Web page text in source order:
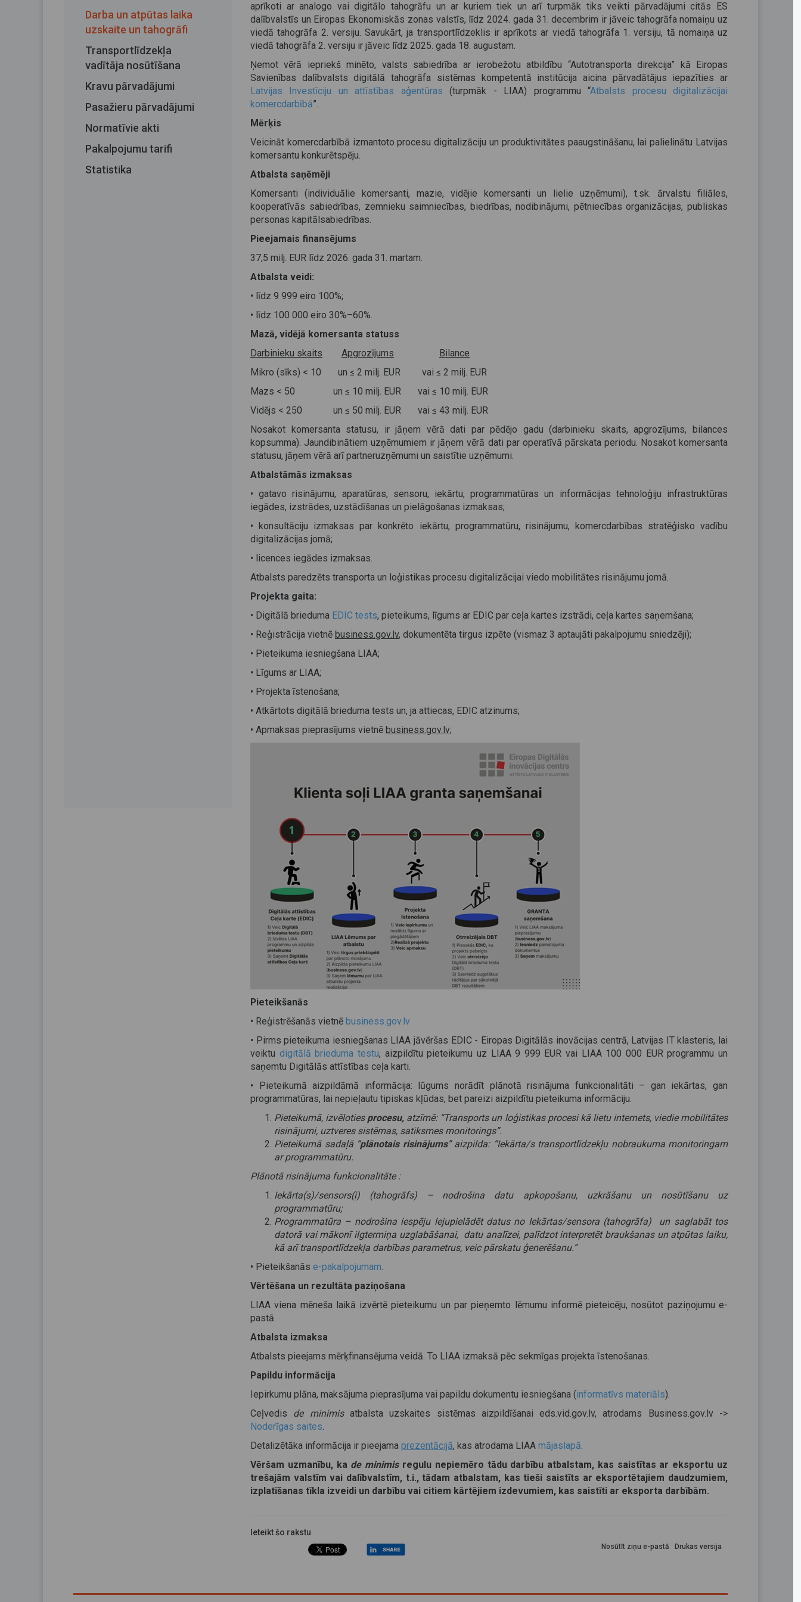
Darba un atpūtas laika
uzskaite un tahogrāfi
Transportlīdzekļa
vadītāja nosūtīšana
Kravu pārvadājumi
Pasažieru pārvadājumi
Normatīvie akti
Pakalpojumu tarifi
Statistika
aprīkoti ar analogo vai digitālo tahogrāfu un ar kuriem tiek un arī turpmāk tiks veikti pārvadājumi citās ES
dalībvalstīs un Eiropas Ekonomiskās zonas valstīs, līdz 2024. gada 31. decembrim ir jāveic tahogrāfa nomaiņu uz
viedā tahogrāfa 2. versiju. Savukārt, ja transportlīdzeklis ir aprīkots ar viedā tahogrāfa 1. versiju, tā nomaiņa uz
viedā tahogrāfa 2. versiju ir jāveic līdz 2025. gada 18. augustam.
Ņemot vērā iepriekš minēto, valsts sabiedrība ar ierobežotu atbildību “Autotransporta direkcija” kā Eiropas
Savienības dalībvalsts digitālā tahogrāfa sistēmas kompetentā institūcija aicina pārvadātājus iepazīties ar
Latvijas Investīciju un attīstības aģentūras (turpmāk - LIAA) programmu “Atbalsts procesu digitalizācijai
komercdarbībā”.
Mērķis
Veicināt komercdarbībā izmantoto procesu digitalizāciju un produktivitātes paaugstināšanu, lai palielinātu Latvijas
komersantu konkurētspēju.
Atbalsta saņēmēji
Komersanti (individuālie komersanti, mazie, vidējie komersanti un lielie uzņēmumi), t.sk. ārvalstu filiāles,
kooperatīvās sabiedrības, zemnieku saimniecības, biedrības, nodibinājumi, pētniecības organizācijas, publiskas
personas kapitālsabiedrības.
Pieejamais finansējums
37,5 milj. EUR līdz 2026. gada 31. martam.
Atbalsta veidi:
• līdz 9 999 eiro 100%;
• līdz 100 000 eiro 30%–60%.
Mazā, vidējā komersanta statuss
Darbinieku skaits
Apgrozījums
Bilance
Mikro (sīks) < 10 un ≤ 2 milj. EUR vai ≤ 2 milj. EUR
Mazs < 50 un ≤ 10 milj. EUR vai ≤ 10 milj. EUR
Vidējs < 250 un ≤ 50 milj. EUR vai ≤ 43 milj. EUR
Nosakot komersanta statusu, ir jāņem vērā dati par pēdējo gadu (darbinieku skaits, apgrozījums, bilances
kopsumma). Jaundibinātiem uzņēmumiem ir jāņem vērā dati par operatīvā pārskata periodu. Nosakot komersanta
statusu, jāņem vērā arī partneruzņēmumi un saistītie uzņēmumi.
Atbalstāmās izmaksas
• gatavo risinājumu, aparatūras, sensoru, iekārtu, programmatūras un informācijas tehnoloģiju infrastruktūras
iegādes, izstrādes, uzstādīšanas un pielāgošanas izmaksas;
• konsultāciju izmaksas par konkrēto iekārtu, programmatūru, risinājumu, komercdarbības stratēģisko vadību
digitalizācijas jomā;
• licences iegādes izmaksas.
Atbalsts paredzēts transporta un loģistikas procesu digitalizācijai viedo mobilitātes risinājumu jomā.
Projekta gaita:
• Digitālā brieduma EDIC tests, pieteikums, līgums ar EDIC par ceļa kartes izstrādi, ceļa kartes saņemšana;
• Reģistrācija vietnē business.gov.lv, dokumentēta tirgus izpēte (vismaz 3 aptaujāti pakalpojumu sniedzēji);
• Pieteikuma iesniegšana LIAA;
• Līgums ar LIAA;
• Projekta īstenošana;
• Atkārtots digitālā brieduma tests un, ja attiecas, EDIC atzinums;
• Apmaksas pieprasījums vietnē business.gov.lv;
Pieteikšanās
• Reģistrēšanās vietnē business.gov.lv
• Pirms pieteikuma iesniegšanas LIAA jāvēršas EDIC - Eiropas Digitālās inovācijas centrā, Latvijas IT klasteris, lai
veiktu digitālā brieduma testu, aizpildītu pieteikumu uz LIAA 9 999 EUR vai LIAA 100 000 EUR programmu un
saņemtu Digitālās attīstības ceļa karti.
• Pieteikumā aizpildāmā informācija: lūgums norādīt plānotā risinājuma funkcionalitāti – gan iekārtas, gan
programmatūras, lai nepieļautu tipiskas kļūdas, bet pareizi aizpildītu pieteikuma informāciju.
Pieteikumā, izvēloties procesu, atzīmē: “Transports un loģistikas procesi kā lietu internets, viedie mobilitātes
risinājumi, uztveres sistēmas, satiksmes monitorings”.
Pieteikumā sadaļā “plānotais risinājums” aizpilda: “Iekārta/s transportlīdzekļu nobraukuma monitoringam
ar programmatūru.
Plānotā risinājuma funkcionalitāte :
Iekārta(s)/sensors(i) (tahogrāfs) – nodrošina datu apkopošanu, uzkrāšanu un nosūtīšanu uz
programmatūru;
Programmatūra – nodrošina iespēju lejupielādēt datus no Iekārtas/sensora (tahogrāfa) un saglabāt tos
datorā vai mākonī ilgtermiņa uzglabāšanai, datu analīzei, palīdzot interpretēt braukšanas un atpūtas laiku,
kā arī transportlīdzekļa darbības parametrus, veic pārskatu ģenerēšanu.”
• Pieteikšanās e-pakalpojumam.
Vērtēšana un rezultāta paziņošana
LIAA viena mēneša laikā izvērtē pieteikumu un par pieņemto lēmumu informē pieteicēju, nosūtot paziņojumu e-
pastā.
Atbalsta izmaksa
Atbalsts pieejams mērķfinansējuma veidā. To LIAA izmaksā pēc sekmīgas projekta īstenošanas.
Papildu informācija
Iepirkumu plāna, maksājuma pieprasījuma vai papildu dokumentu iesniegšana (informatīvs materiāls).
Ceļvedis de minimisatbalsta uzskaites sistēmas aizpildīšanai eds.vid.gov.lv, atrodams Business.gov.lv ->
Noderīgas saites.
Detalizētāka informācija ir pieejama prezentācijā, kas atrodama LIAA mājaslapā.
Vēršam uzmanību, ka de minimisregulu nepiemēro tādu darbību atbalstam, kas saistītas ar eksportu uz
trešajām valstīm vai dalībvalstīm, t.i., tādam atbalstam, kas tieši saistīts ar eksportētajiem daudzumiem,
izplatīšanas tīkla izveidi un darbību vai citiem kārtējiem izdevumiem, kas saistīti ar eksporta darbībām.
Ieteikt šo rakstu
Drukas versija
Nosūtīt ziņu e-pastā